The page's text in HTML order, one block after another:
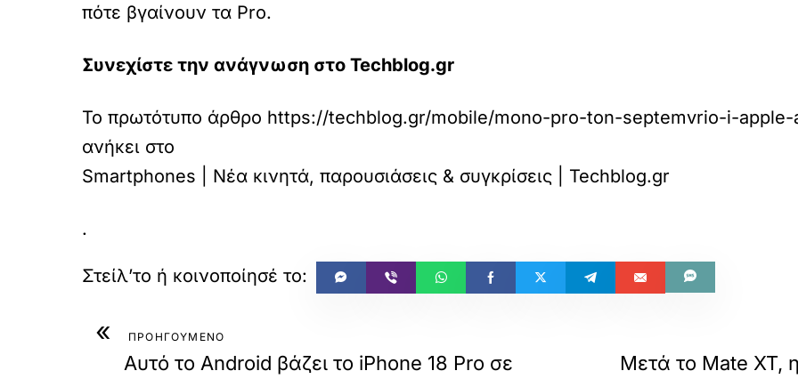
πότε βγαίνουν τα Pro.
Συνεχίστε την ανάγνωση στο Techblog.gr
Το πρωτότυπο άρθρο https://techblog.gr/mobile/mono-pro-ton-septemvrio-i-
ανήκει στο
Smartphones | Νέα κινητά, παρουσιάσεις & συγκρίσεις | Techblog.gr
.
« ΠΡΟΗΓΟΥΜΕΝΟ
Αυτό το Android βάζει το iPhone 18 Pro σε
Μετά το Mate XT,